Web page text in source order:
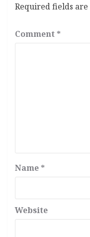
Required fields
Comment *
Name *
Website